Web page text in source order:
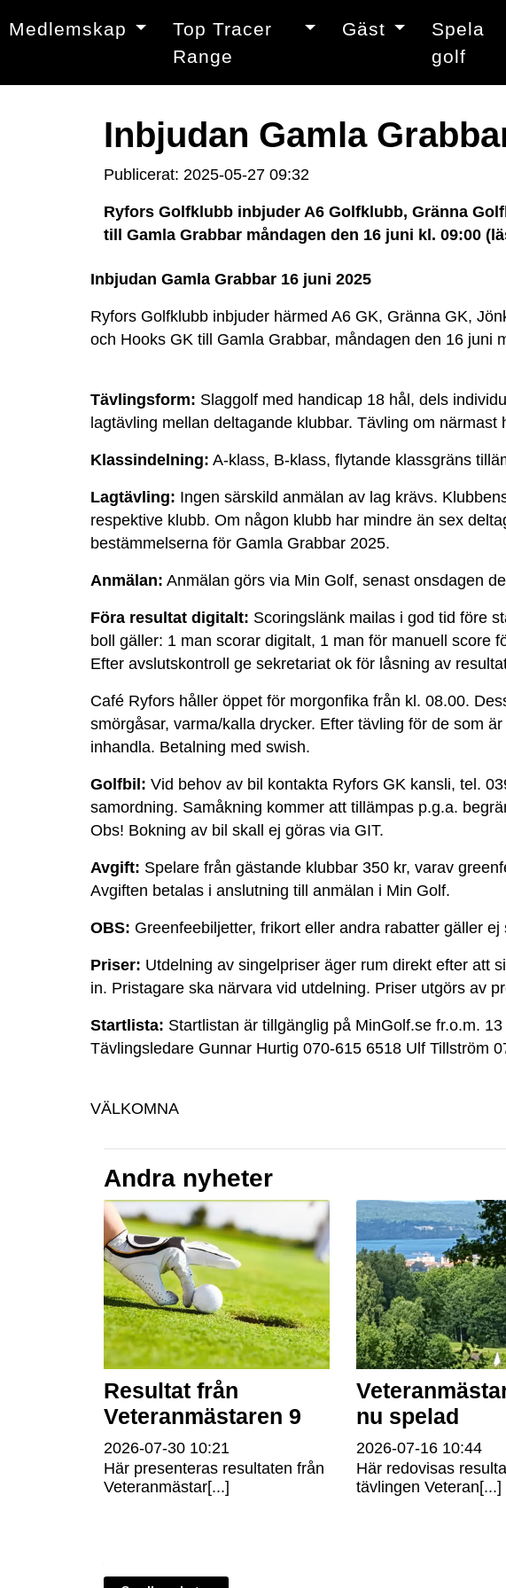
Medlemskap
Top Tracer
Range
Gäst
Spela
golf
Inbjudan Gamla
Publicerat: 2025-05-27 09:32
Ryfors Golfklubb inbjuder A6 Golfklubb, Gränna
till Gamla Grabbar måndagen den 16 juni kl. 09:00
Inbjudan Gamla Grabbar 16 juni 2025
Ryfors Golfklubb inbjuder härmed A6 GK, Gränna GK,
och Hooks GK till Gamla Grabbar, måndagen den 16 juni
Tävlingsform: Slaggolf med handicap 18 hål, dels
lagtävling mellan deltagande klubbar. Tävling om närmast
Klassindelning: A-klass, B-klass, flytande klassgräns
Lagtävling: Ingen särskild anmälan av lag krävs.
respektive klubb. Om någon klubb har mindre än sex
bestämmelserna för Gamla Grabbar 2025.
Anmälan: Anmälan görs via Min Golf, senast onsdagen
Föra resultat digitalt: Scoringslänk mailas i god tid före
boll gäller: 1 man scorar digitalt, 1 man för manuell score
Efter avslutskontroll ge sekretariat ok för låsning av
Café Ryfors håller öppet för morgonfika från kl. 08.00.
smörgåsar, varma/kalla drycker. Efter tävling för de som
inhandla. Betalning med swish.
Golfbil: Vid behov av bil kontakta Ryfors GK kansli, tel.
samordning. Samåkning kommer att tillämpas p.g.a.
Obs! Bokning av bil skall ej göras via GIT.
Avgift: Spelare från gästande klubbar 350 kr, varav
Avgiften betalas i anslutning till anmälan i Min Golf.
OBS: Greenfeebiljetter, frikort eller andra rabatter gäller
Priser: Utdelning av singelpriser äger rum direkt efter att
in. Pristagare ska närvara vid utdelning. Priser utgörs av
Startlista: Startlistan är tillgänglig på MinGolf.se fr.o.m.
Tävlingsledare Gunnar Hurtig 070-615 6518 Ulf Tillström
VÄLKOMNA
Andra nyheter
Resultat från
Veteranmästaren 9
2026-07-30 10:21
Här presenteras resultaten från
Veteranmästar[...]
nu spelad
2026-07-16 10:44
Här redovisas
tävlingen Veteran[...]